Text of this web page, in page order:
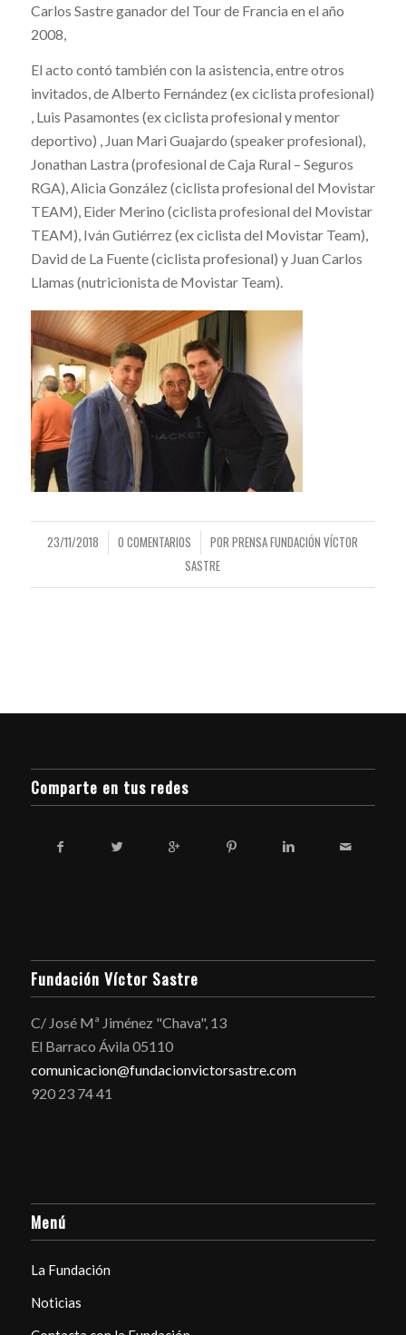
Carlos Sastre ganador del Tour de Francia en el año
2008,
El acto contó también con la asistencia, entre otros
invitados, de Alberto Fernández (ex ciclista profesional)
, Luis Pasamontes (ex ciclista profesional y mentor
deportivo) , Juan Mari Guajardo (speaker profesional),
Jonathan Lastra (profesional de Caja Rural – Seguros
RGA), Alicia González (ciclista profesional del Movistar
TEAM), Eider Merino (ciclista profesional del Movistar
TEAM), Iván Gutiérrez (ex ciclista del Movistar Team),
David de La Fuente (ciclista profesional) y Juan Carlos
Llamas (nutricionista de Movistar Team).
23/11/2018
/ 0 COMENTARIOS
/ PORPRENSA FUNDACIÓN VÍCTOR
SASTRE
Comparte en tus redes
Fundación Víctor Sastre
C/ José Mª Jiménez "Chava", 13
El Barraco Ávila 05110
comunicacion@fundacionvictorsastre.com
920 23 74 41
Menú
La Fundación
Noticias